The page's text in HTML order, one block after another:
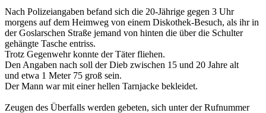
Nach Polizeiangaben befand sich die 20-Jährige gegen 3 Uhr
morgens auf dem Heimweg von einem Diskothek-Besuch, als ihr in
der Goslarschen Straße jemand von hinten die über die Schulter
gehängte Tasche entriss.
Trotz Gegenwehr konnte der Täter fliehen.
Den Angaben nach soll der Dieb zwischen 15 und 20 Jahre alt
und etwa 1 Meter 75 groß sein.
Der Mann war mit einer hellen Tarnjacke bekleidet.
Zeugen des Überfalls werden gebeten, sich unter der Rufnummer